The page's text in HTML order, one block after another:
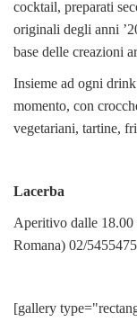
cocktail, preparati
originali degli anni
base delle creazioni
Insieme ad ogni
momento, con
vegetariani, tartine,
Lacerba
Aperitivo dalle
Romana) 02/5455475
[gallery